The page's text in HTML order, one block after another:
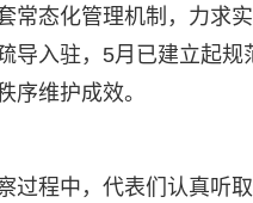
常态化管理机制，力求
导入驻，5月已建立起
序维护成效。
过程中，代表们认真听